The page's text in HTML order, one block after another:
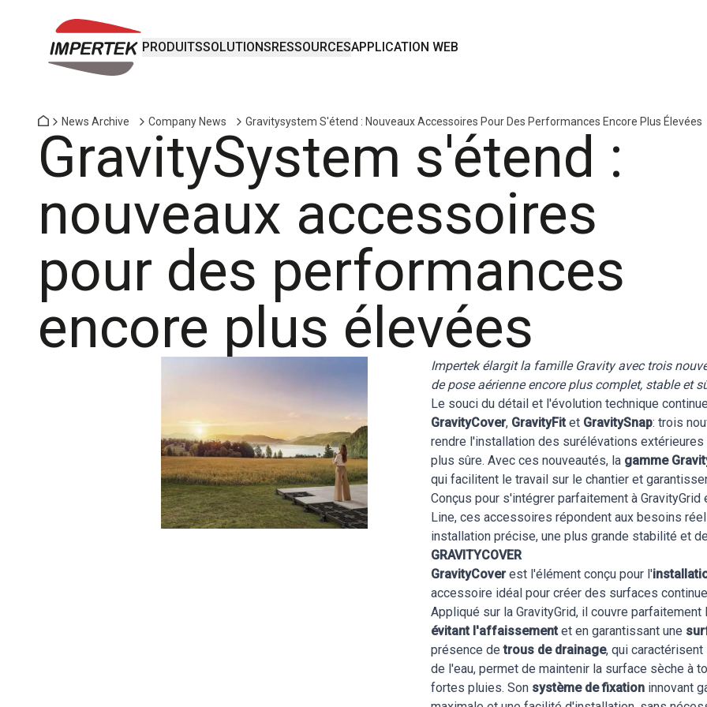
PRODUITSSOLUTIONSRESSOURCESAPPLICATION WEB
News Archive Company News Gravitysystem S'étend : Nouveaux Accessoires Pour Des Performances Encore Plus Élevées
GravitySystem s'étend :
nouveaux accessoires
pour des performances
encore plus élevées
Impertek élargit la famille Gravity avec trois
de pose aérienne encore plus complet, stable et
Le souci du détail et l'évolution technique
GravityCover, GravityFitet GravitySnap: trois
rendre l'installation des surélévations
plus sûre. Avec ces nouveautés, la gamme
qui facilitent le travail sur le chantier et
Conçus pour s'intégrer parfaitement à
Line, ces accessoires répondent aux besoins
installation précise, une plus grande stabilité et
GRAVITYCOVER
GravityCoverest l'élément conçu pour l'
accessoire idéal pour créer des surfaces
Appliqué sur la GravityGrid, il couvre
évitant l'affaissement et en garantissant une
présence detrous de drainage, qui
de l'eau, permet de maintenir la surface sèche à
fortes pluies. Son système de fixation innovant